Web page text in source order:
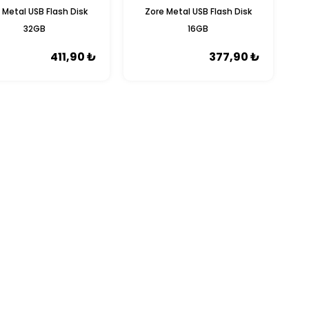
USB Flash Disk
32GB
411,90 ₺
Zore Metal USB Flash Disk
16GB
377,90 ₺